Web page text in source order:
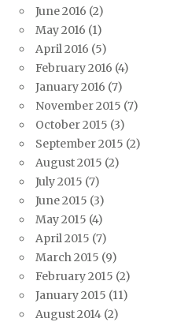
June 2016 (2)
May 2016 (1)
April 2016 (5)
February 2016 (4)
January 2016 (7)
November 2015 (7)
October 2015 (3)
September 2015 (2)
August 2015 (2)
July 2015 (7)
June 2015 (3)
May 2015 (4)
April 2015 (7)
March 2015 (9)
February 2015 (2)
January 2015 (11)
August 2014 (2)